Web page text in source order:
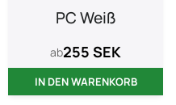
PC Weiß
ab255 SEK
IN DEN WARENKORB